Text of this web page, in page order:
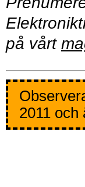
på vårt
2011 och